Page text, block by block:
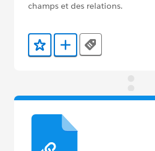
champs et des relations.
Ajouter aux favoris
Ajouter au Trailmix
Tags